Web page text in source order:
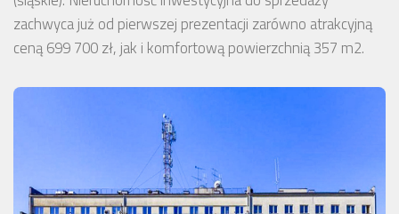
zachwyca już od pierwszej prezentacji zarówno atrakcyjną
ceną 699 700 zł, jak i komfortową powierzchnią 357 m2.